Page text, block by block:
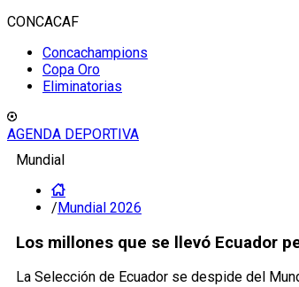
CONCACAF
Concachampions
Copa Oro
Eliminatorias
AGENDA DEPORTIVA
Mundial
/Mundial 2026
Los millones que se llevó Ecuador
La Selección de Ecuador se despide del